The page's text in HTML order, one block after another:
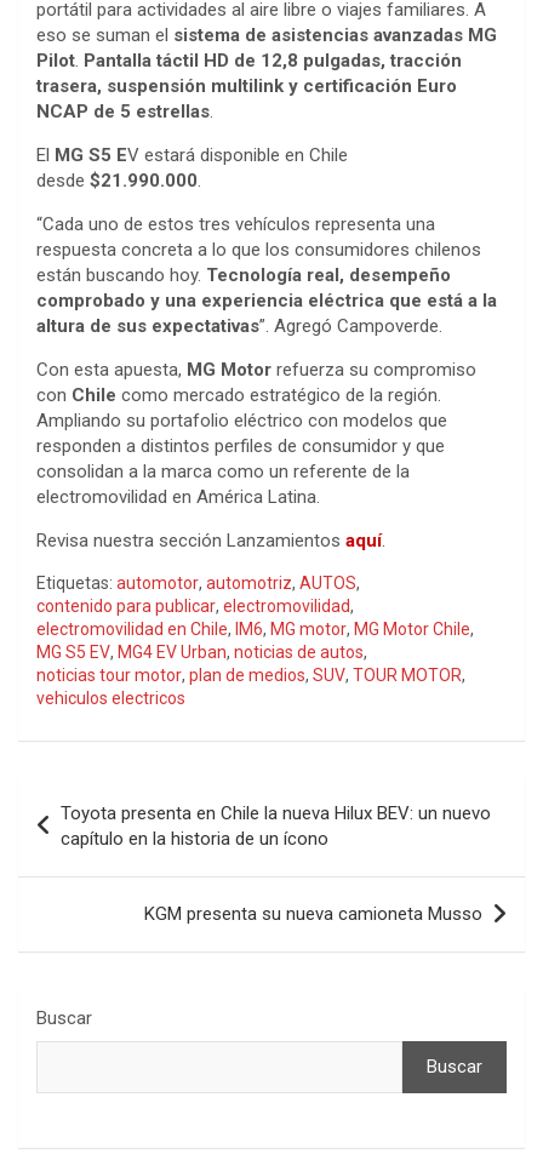
portátil para actividades al aire libre o viajes familiares. A
eso se suman el sistema de asistencias avanzadas MG
Pilot. Pantalla táctil HD de 12,8 pulgadas, tracción
trasera, suspensión multilink y certificación Euro
NCAP de 5 estrellas.
El MG S5 EV estará disponible en Chile
desde $21.990.000.
“Cada uno de estos tres vehículos representa una
respuesta concreta a lo que los consumidores chilenos
están buscando hoy. Tecnología real, desempeño
comprobado y una experiencia eléctrica que está a la
altura de sus expectativas”. Agregó Campoverde.
Con esta apuesta, MG Motor refuerza su compromiso
con Chile como mercado estratégico de la región.
Ampliando su portafolio eléctrico con modelos que
responden a distintos perfiles de consumidor y que
consolidan a la marca como un referente de la
electromovilidad en América Latina.
Revisa nuestra sección Lanzamientos aquí.
Etiquetas: automotor, automotriz, AUTOS,
contenido para publicar, electromovilidad,
electromovilidad en Chile, IM6, MG motor, MG Motor Chile,
MG S5 EV, MG4 EV Urban, noticias de autos,
noticias tour motor, plan de medios, SUV, TOUR MOTOR,
vehiculos electricos
de
entradas
Toyota presenta en Chile la nueva Hilux BEV: un nuevo
capítulo en la historia de un ícono
KGM presenta su nueva camioneta Musso
Buscar
Buscar